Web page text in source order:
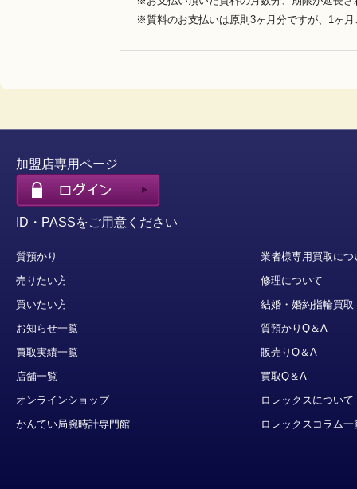
※質料のお支払いは原則3ヶ月分ですが、1ヶ
加盟店専用ページ
ID・PASSをご用意ください
質預かり
売りたい方
買いたい方
お知らせ一覧
買取実績一覧
店舗一覧
オンラインショップ
かんてい局腕時計専門館
業者様専用買取につ
修理について
結婚・婚約指輪買取
質預かりQ＆A
販売りQ＆A
買取Q＆A
ロレックスについて
ロレックスコラム一